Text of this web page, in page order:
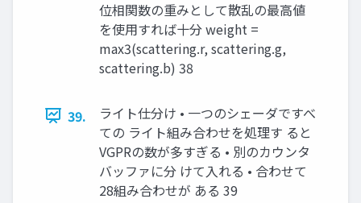
位相関数の重みとして散乱の最高値
を使用すれば十分 weight =
max3(scattering.r, scattering.g,
scattering.b) 38
39.
ライト仕分け • 一つのシェーダですべ
ての ライト組み合わせを処理す ると
VGPRの数が多すぎる • 別のカウンタ
バッファに分 けて入れる • 合わせて
28組み合わせが ある 39